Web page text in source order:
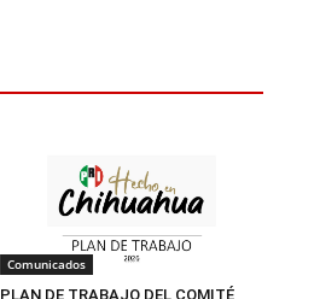
Comunicados
PLAN DE TRABAJO DEL COMITÉ